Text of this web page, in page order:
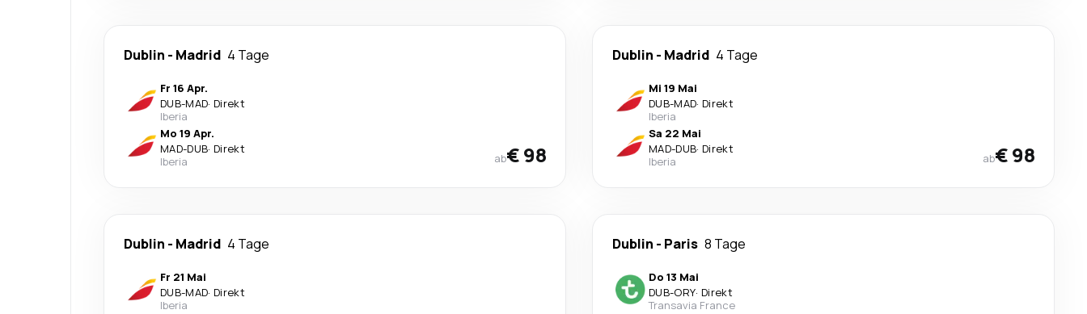
Dublin - Madrid 4 Tage
Fr 16 Apr.
DUB-MAD· Direkt
Iberia
Mo 19 Apr.
MAD-DUB· Direkt
Iberia
ab€ 98
Dublin - Madrid 4 Tage
Mi 19 Mai
DUB-MAD· Direkt
Iberia
Sa 22 Mai
MAD-DUB· Direkt
Iberia
ab€ 98
Dublin - Madrid 4 Tage
Fr 21 Mai
DUB-MAD· Direkt
Iberia
Dublin - Paris 8 Tage
Do 13 Mai
DUB-ORY· Direkt
Transavia France